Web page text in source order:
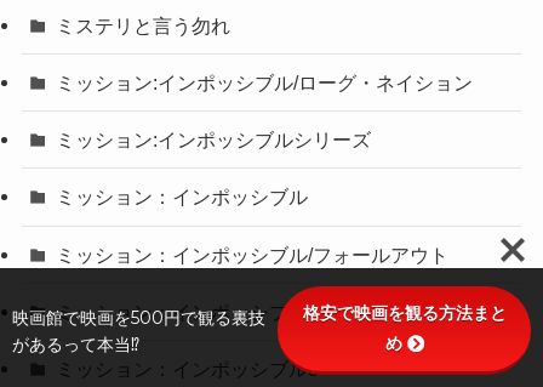
ミステリと言う勿れ
ミッション:インポッシブル/ローグ・ネイション
ミッション:インポッシブルシリーズ
ミッション：インポッシブル
ミッション：インポッシブル/フォールアウト
ミッション：インポッシブル2
ミッション：インポッシブル3
映画館で映画を500円で観る裏技
があるって本当⁉
格安で映画を観る方法まと
め